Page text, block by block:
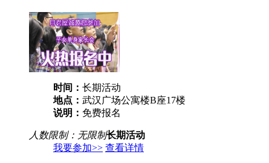
时间： 长期活动
地点： 武汉广场公寓楼B座17楼
说明： 免费报名
人数限制：无限制长期活动
我要参加>> 查看详情